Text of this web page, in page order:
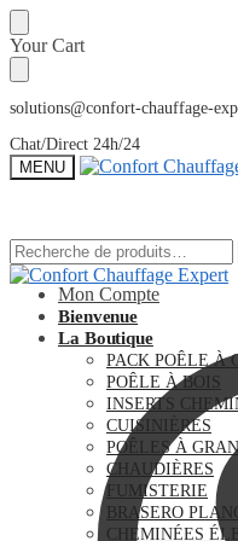
Sauter
à
la
navigation
Skip
to
content
Your Cart
solutions@confort-chauffage-
Chat/Direct 24h/24
MENU
Recherche
pour :
Mon Compte
Recherche
pour :
Bienvenue
La Boutique
PACK POÊLE À
POÊLE À BOIS
INSERTS
CUISINIÈRES
POÊLES À
CHAUDIÈRES
FUMISTERIE
BRASERO
CHEMINÉES